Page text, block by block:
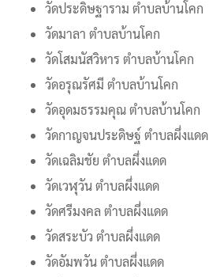
วัดประดิษฐาราม ตำบลบ้านโคก
วัดมาลา ตำบลบ้านโคก
วัดโสมนัสวิหาร ตำบลบ้านโคก
วัดอรุณรัศมี ตำบลบ้านโคก
วัดอุดมธรรมคุณ ตำบลบ้านโคก
วัดกาญจนประดิษฐ์ ตำบลผึ่งแดด
วัดเฉลิมชัย ตำบลผึ่งแดด
วัดเวฬุวัน ตำบลผึ่งแดด
วัดศรีมงคล ตำบลผึ่งแดด
วัดสระบัว ตำบลผึ่งแดด
วัดอัมพวัน ตำบลผึ่งแดด